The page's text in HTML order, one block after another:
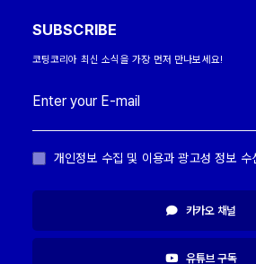
SUBSCRIBE
코팅코리아 최신 소식을 가장 먼저 만나보세요!
개인정보 수집 및 이용과 광고성 정보 수
카카오 채널
유튜브 구독